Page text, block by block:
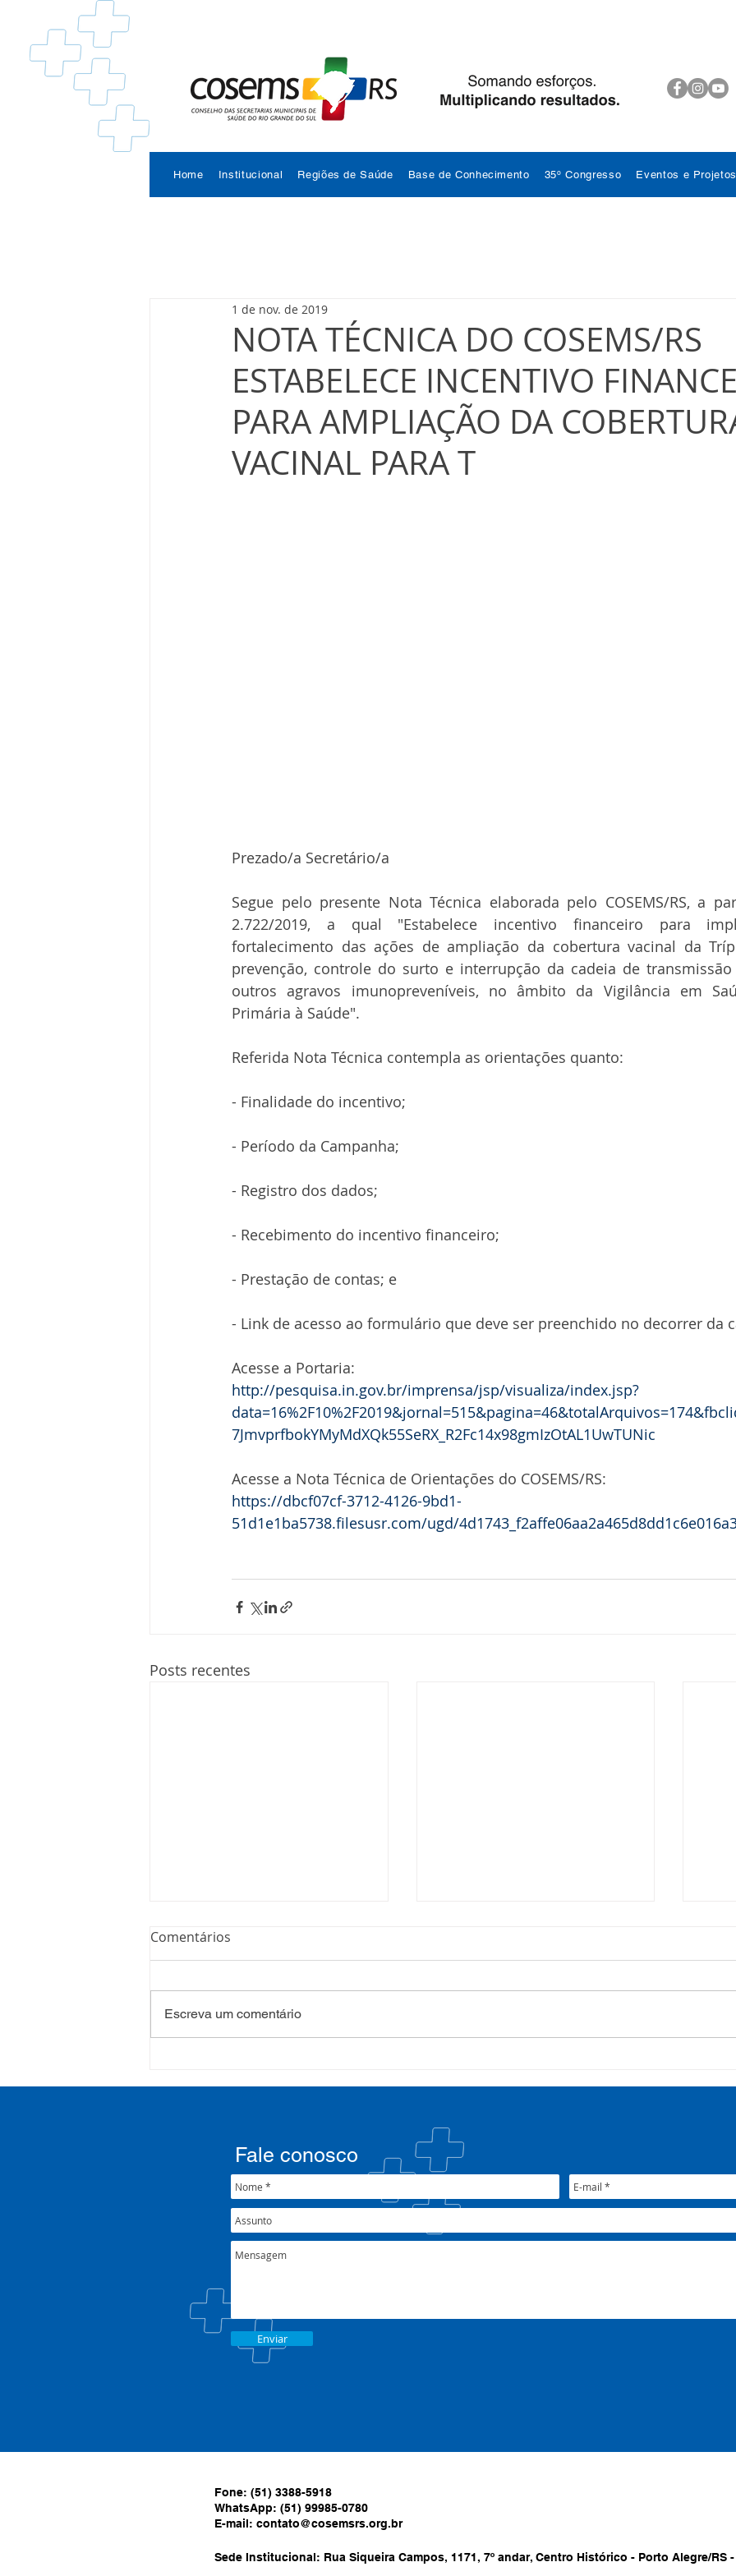
Home Institucional Regiões de Saúde Base de Conhecimento 35º Congresso Eventos e Projetos
NOTA TÉCNICA DO COSEMS/RS
ESTABELECE INCENTIVO
PARA AMPLIAÇÃO DA
VACINAL PARA T
1 de nov. de 2019
Prezado/a Secretário/a
Segue pelo presente Nota Técnica elaborada pelo COSEMS/RS, a
2.722/2019, a qual "Estabelece incentivo financeiro para
fortalecimento das ações de ampliação da cobertura vacinal da
prevenção, controle do surto e interrupção da cadeia de
outros agravos imunopreveníveis, no âmbito da Vigilância em
Primária à Saúde".
Referida Nota Técnica contempla as orientações quanto:
- Finalidade do incentivo;
- Período da Campanha;
- Registro dos dados;
- Recebimento do incentivo financeiro;
- Prestação de contas; e
- Link de acesso ao formulário que deve ser preenchido no decorrer da
Acesse a Portaria:
http://pesquisa.in.gov.br/imprensa/jsp/visualiza/index.jsp?
7JmvprfbokYMyMdXQk55SeRX_R2Fc14x98gmIzOtAL1UwTUNic
Acesse a Nota Técnica de Orientações do COSEMS/RS:
https://dbcf07cf-3712-4126-9bd1-
51d1e1ba5738.filesusr.com/ugd/
Posts recentes
001/2022
#oSUSquefazemos
Comentários
Escreva um comentário
Enviar
Fale conosco
Fone: (51) 3388-5918
WhatsApp: (51) 99985-0780
E-mail: contato@cosemsrs.org.br
Sede Institucional: Rua Siqueira Campos, 1171, 7º andar, Centro Histórico - Porto Alegre/RS -